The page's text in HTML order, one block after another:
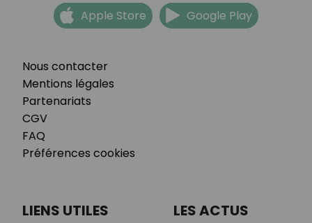
Nous contacter
Mentions légales
Partenariats
CGV
FAQ
Préférences cookies
Apple Store Google Play
LIENS UTILES LES ACTUS